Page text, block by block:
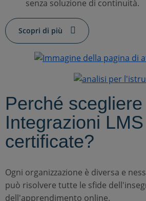
senza soluzione di continuità.
Scopri di più
Perché scegliere
Integrazioni LMS
certificate?
Ogni organizzazione è diversa e
può risolvere tutte le sfide
dell'apprendimento online.